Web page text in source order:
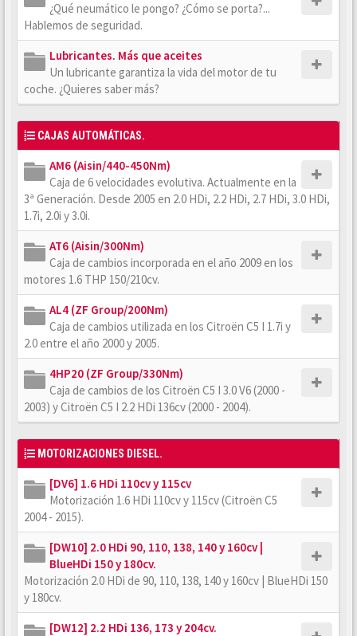
¿Qué neumático le pongo? ¿Cómo se porta?...
Hablemos de seguridad.
Lubricantes. Más que aceites
Un lubricante garantiza la vida del motor de tu
coche. ¿Quieres saber más?
CAJAS AUTOMÁTICAS.
AM6 (Aisin/440-450Nm)
Caja de 6 velocidades evolutiva. Actualmente en la
3ª Generación. Desde 2005 en 2.0 HDi, 2.2 HDi, 2.7 HDi, 3.0 HDi,
1.7i, 2.0i y 3.0i.
AT6 (Aisin/300Nm)
Caja de cambios incorporada en el año 2009 en los
motores 1.6 THP 150/210cv.
AL4 (ZF Group/200Nm)
Caja de cambios utilizada en los Citroën C5 I 1.7i y
2.0 entre el año 2000 y 2005.
4HP20 (ZF Group/330Nm)
Caja de cambios de los Citroën C5 I 3.0 V6 (2000 -
2003) y Citroën C5 I 2.2 HDi 136cv (2000 - 2004).
MOTORIZACIONES DIESEL.
[DV6] 1.6 HDi 110cv y 115cv
Motorización 1.6 HDi 110cv y 115cv (Citroën C5
2004 - 2015).
[DW10] 2.0 HDi 90, 110, 138, 140 y 160cv |
BlueHDi 150 y 180cv.
Motorización 2.0 HDi de 90, 110, 138, 140 y 160cv | BlueHDi 150
y 180cv.
[DW12] 2.2 HDi 136, 173 y 204cv.